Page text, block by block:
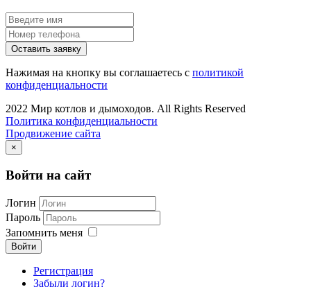
Оставить заявку
Нажимая на кнопку вы соглашаетесь с политикой
конфиденциальности
2022 Мир котлов и дымоходов. All Rights Reserved
Политика конфиденциальности
Продвижение сайта
×
Войти на сайт
Логин
Пароль
Запомнить меня
Войти
Регистрация
Забыли логин?